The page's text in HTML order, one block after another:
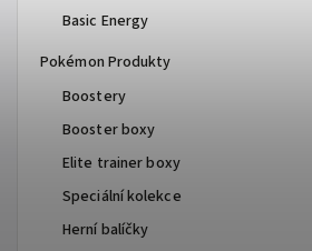
Basic Energy
Pokémon Produkty
Boostery
Booster boxy
Elite trainer boxy
Speciální kolekce
Herní balíčky